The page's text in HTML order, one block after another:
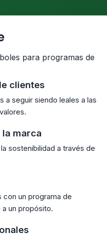
para programas de
clientes
a seguir siendo leales a las
marca
sostenibilidad a través de
un programa de
un propósito.